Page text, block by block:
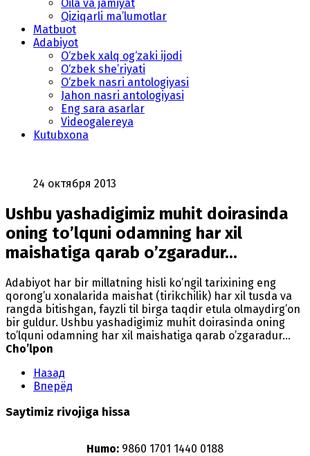
Oila va jamiyat
Qiziqarli ma’lumotlar
Matbuot
Adabiyot
O‘zbek xalq og‘zaki ijodi
O‘zbek she’riyati
O‘zbek nasri antologiyasi
Jahon nasri antologiyasi
Eng sara asarlar
Videogalereya
Kutubxona
24 октября 2013
Ushbu yashadigimiz muhit doirasinda
oning to’lquni odamning har xil
maishatiga qarab o’zgaradur...
Adabiyot har bir millatning hisli ko’ngil tarixining eng
qorong’u xonalarida maishat (tirikchilik) har xil tusda va
rangda bitishgan, fayzli til birga taqdir etula olmaydirg’on
bir guldur. Ushbu yashadigimiz muhit doirasinda oning
to’lquni odamning har xil maishatiga qarab o’zgaradur...
Cho’lpon
Назад
Вперёд
Saytimiz rivojiga hissa
Humo: 9860 1701 1440 0188